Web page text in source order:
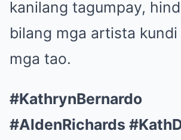
kanilang tagumpay,
bilang mga artista
mga tao.
#KathrynBernardo
#AldenRichards